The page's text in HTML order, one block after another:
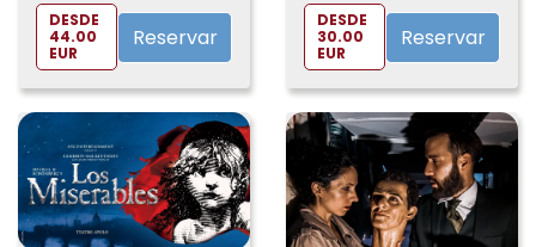
DESDE
44.00
EUR
Reservar
DESDE
30.00
EUR
Reservar